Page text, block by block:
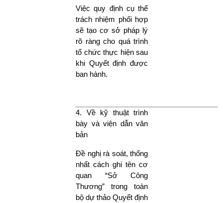
Việc quy định cụ thể
trách nhiệm phối hợp
sẽ tạo cơ sở pháp lý
rõ ràng cho quá trình
tổ chức thực hiện sau
khi Quyết định được
ban hành.
4. Về kỹ thuật trình
bày và viện dẫn văn
bản
Đề nghị rà soát, thống
nhất cách ghi tên cơ
quan “Sở Công
Thương” trong toàn
bộ dự thảo Quyết định